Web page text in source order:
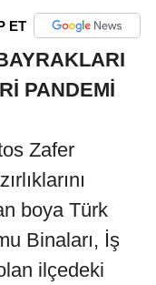
ET
PANDEMİ
Zafer
boya Türk
Binaları, İş
ilçedeki